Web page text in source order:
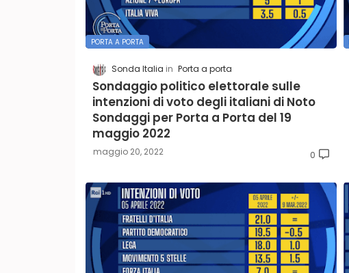
PORTA A PORTA
Sonda Italia Porta a porta
Sondaggio politico elettorale sulle
intenzioni di voto degli italiani di Noto
Sondaggi per Porta a Porta del 19
maggio 2022
maggio 20, 2022 0